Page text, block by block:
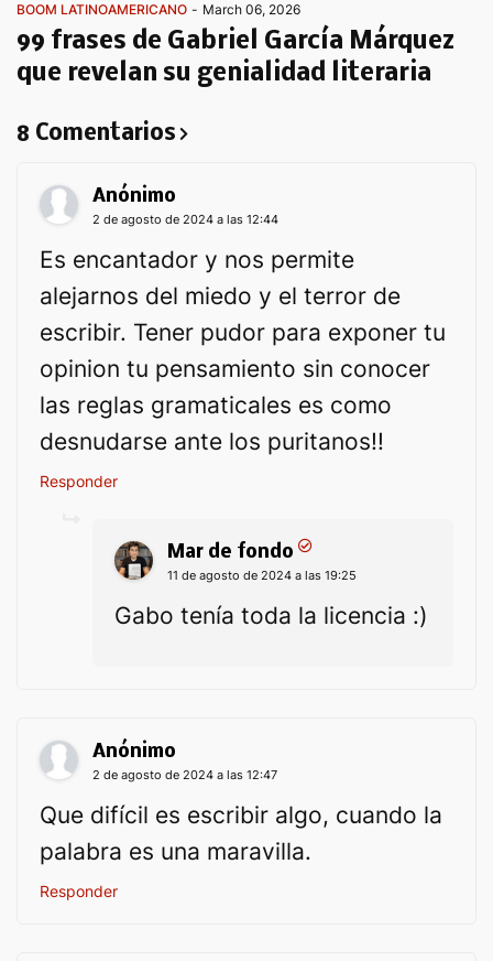
BOOM LATINOAMERICANO - March 06, 2026
99 frases de Gabriel García Márquez
que revelan su genialidad literaria
8 Comentarios
Anónimo
2 de agosto de 2024 a las 12:44
Es encantador y nos permite
alejarnos del miedo y el terror de
escribir. Tener pudor para exponer tu
opinion tu pensamiento sin conocer
las reglas gramaticales es como
desnudarse ante los puritanos!!
Responder
Mar de fondo
11 de agosto de 2024 a las 19:25
Gabo tenía toda la licencia :)
Anónimo
2 de agosto de 2024 a las 12:47
Que difícil es escribir algo, cuando la
palabra es una maravilla.
Responder